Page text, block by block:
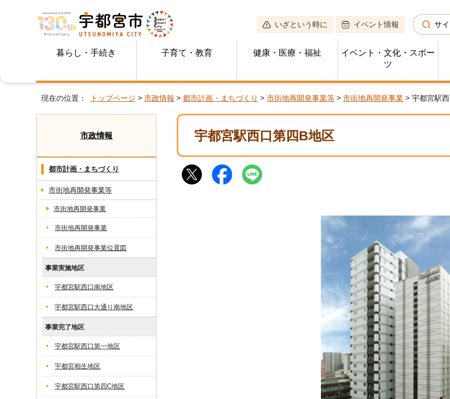
いざという時に イベント情報 サ
暮らし・手続き 子育て・教育 健康・医療・福祉
イベント・文化・スポー
ツ
現在の位置： トップページ > 市政情報 > 都市計画・まちづくり > 市街地再開発事業等 > 市街地再開発事業 > 宇都宮駅
宇都宮駅西口第四B地区
市政情報
都市計画・まちづくり
市街地再開発事業等
市街地再開発事業
市街地再開発事業
市街地再開発事業位置図
事業実施地区
宇都宮駅西口南地区
宇都宮駅西口大通り南地区
事業完了地区
宇都宮駅西口第一地区
宇都宮相生地区
宇都宮駅西口第四C地区